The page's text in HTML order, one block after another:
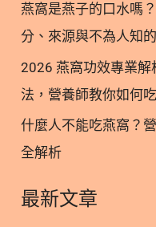
Q5：寵物食品標籤上
析」有何差別？ ○ 加
用營養蘊育健康！ 1.
基礎把關 在探討寵
「AAFCO標準」。
會（Association of
Officials），是一個由
AAFCO 本身並不是一
燕窩是燕子的口水嗎
分、來源與不為人知
2026 燕窩功效專業解
法，營養師教你如何
什麼人不能吃燕窩？
全解析
最新文章